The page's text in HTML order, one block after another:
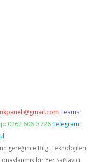
Teams:
0262 606 0 726 Telegram:
gereğince Bilgi Teknolojileri
bir Yer Sağlayıcı